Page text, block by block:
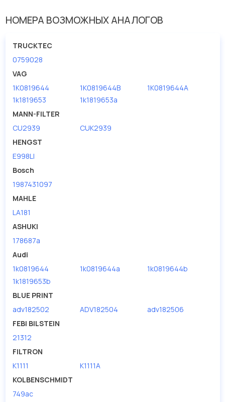
НОМЕРА ВОЗМОЖНЫХ АНАЛОГОВ
TRUCKTEC
0759028
VAG
1K0819644
1K0819644B
1K0819644A
1k1819653
1k1819653a
MANN-FILTER
CU2939
CUK2939
HENGST
E998LI
Bosch
1987431097
MAHLE
LA181
ASHUKI
178687a
Audi
1k0819644
1k0819644a
1k0819644b
1k1819653b
BLUE PRINT
adv182502
ADV182504
adv182506
FEBI BILSTEIN
21312
FILTRON
K1111
K1111A
KOLBENSCHMIDT
749ac